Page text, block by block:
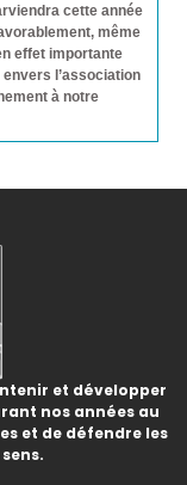
cette année
même
effet importante
l’association
à notre
et développer
nos années au
et de défendre les